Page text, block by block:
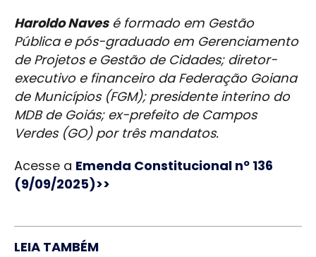
Haroldo Navesé formado em Gestão
Pública e pós-graduado em Gerenciamento
de Projetos e Gestão de Cidades; diretor-
executivo e financeiro da Federação Goiana
de Municípios (FGM); presidente interino do
MDB de Goiás; ex-prefeito de Campos
Verdes (GO) por três mandatos.
Acesse a Emenda Constitucional nº 136
(9/09/2025)>>
LEIA TAMBÉM